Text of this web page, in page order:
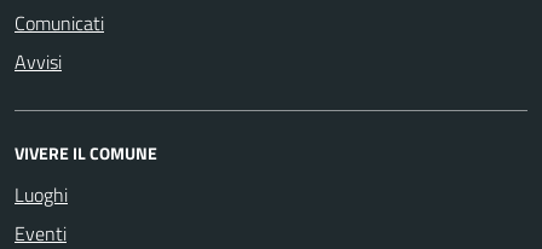
Comunicati
Avvisi
VIVERE IL COMUNE
Luoghi
Eventi